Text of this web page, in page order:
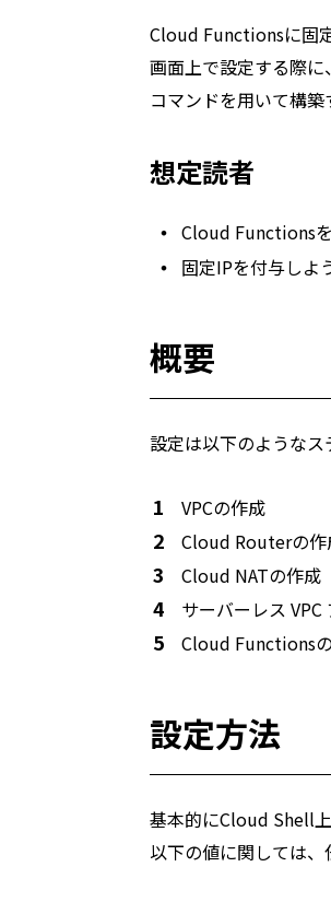
Cloud Functionsに固
画面上で設定する際
コマンドを用いて構築
想定読者
Cloud Functions
固定IPを付与しよ
概要
設定は以下のようなス
VPCの作成
Cloud Routerの作
Cloud NATの作成
サーバーレス
Cloud Functions
設定方法
基本的にCloud Shell
以下の値に関しては、